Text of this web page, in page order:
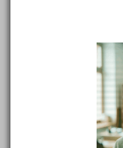
Kritika hry M. L. King
Důležité reakce
Zákonitosti v
Základní
Karel Hynek Mácha: